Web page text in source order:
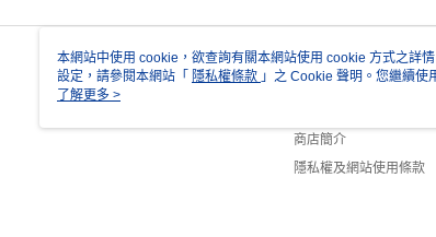
關於我們
商店簡介
隱私權及網站使用條款
本網站中使用 cookie，欲查詢有關本網站使用 cookie 方式之詳
設定，請參閱本網站「 隱私權條款 」之 Cookie 聲明。您繼續使
使用 cookie。
了解更多 >